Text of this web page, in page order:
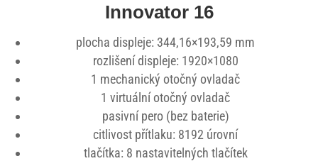
Innovator 16
plocha displeje: 344,16×193,59 mm
rozlišení displeje: 1920×1080
1 mechanický otočný ovladač
1 virtuální otočný ovladač
pasivní pero (bez baterie)
citlivost přítlaku: 8192 úrovní
tlačítka: 8 nastavitelných tlačítek